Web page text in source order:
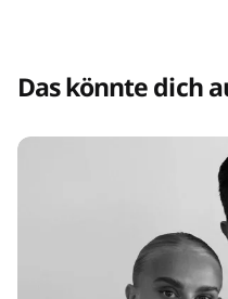
Das könnte dich